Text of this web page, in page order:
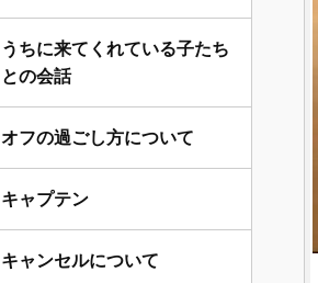
うちに来てくれている子たち
との会話
オフの過ごし方について
キャプテン
キャンセルについて